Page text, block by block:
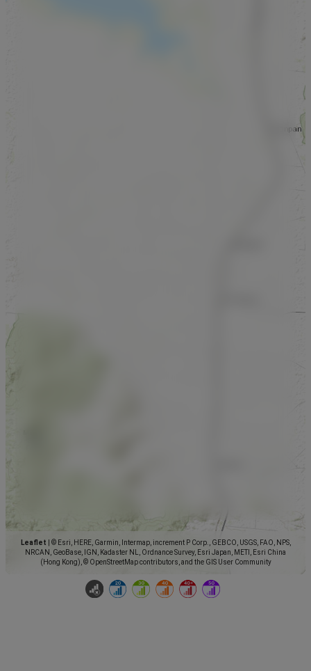
Leaflet
© Esri, HERE, Garmin, Intermap, increment P Corp., GEBCO, USGS, FAO, NPS,
NRCAN, GeoBase, IGN, Kadaster NL, Ordnance Survey, Esri Japan, METI, Esri China
(Hong Kong), © OpenStreetMap contributors, and the GIS User Community